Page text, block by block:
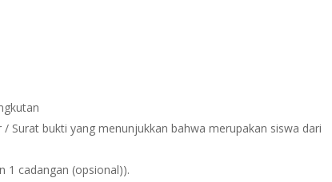
Surat bukti yang menunjukkan bahwa merupakan siswa dari
1 cadangan (opsional)).